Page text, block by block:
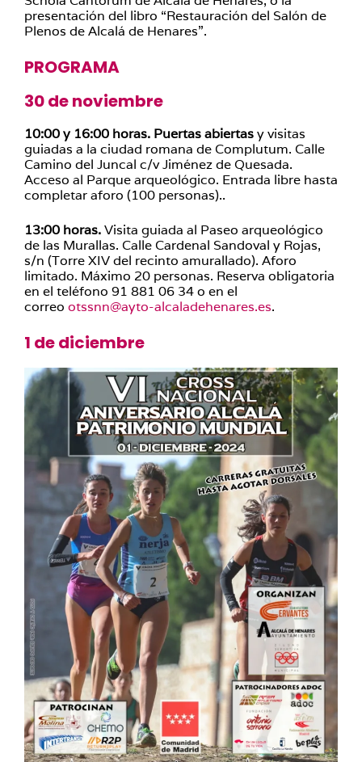
presentación del libro “Restauración del Salón de
Plenos de Alcalá de Henares”.
PROGRAMA
30 de noviembre
10:00 y 16:00 horas. Puertas abiertasy visitas
guiadas a la ciudad romana de Complutum. Calle
Camino del Juncal c/v Jiménez de Quesada.
Acceso al Parque arqueológico. Entrada libre hasta
completar aforo (100 personas)..
13:00 horas.Visita guiada al Paseo arqueológico
de las Murallas. Calle Cardenal Sandoval y Rojas,
s/n (Torre XIV del recinto amurallado). Aforo
limitado. Máximo 20 personas. Reserva obligatoria
en el teléfono 91 881 06 34 o en el
correo otssnn@ayto-alcaladehenares.es.
1 de diciembre